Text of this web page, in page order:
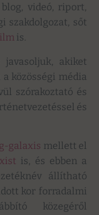
videó, riport,
szakdolgozat, sőt
is.
akiket
közösségi média
szórakoztató és
és
galaxis mellett el
is, és ebben a
állítható
kor forradalmi
közegéről